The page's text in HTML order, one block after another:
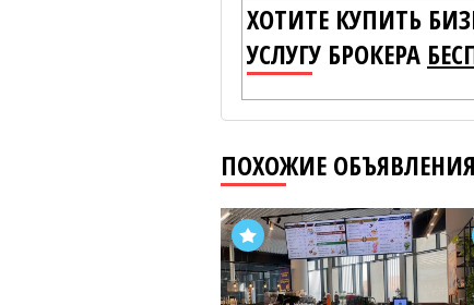
ХОТИТЕ КУПИТЬ
УСЛУГУ БРОКЕРА
ПОХОЖИЕ ОБЪЯВЛЕНИЯ